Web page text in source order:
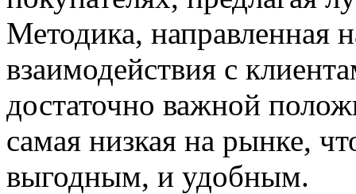
Методика, направленная
взаимодействия с
достаточно важной
самая низкая на рынке,
выгодным, и удобным.